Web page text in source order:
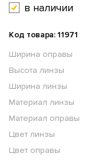
в наличии
Код товара: 11971
Ширина оправы
Высота линзы
Ширина линзы
Материал линзы
Материал оправы
Цвет линзы
Цвет оправы